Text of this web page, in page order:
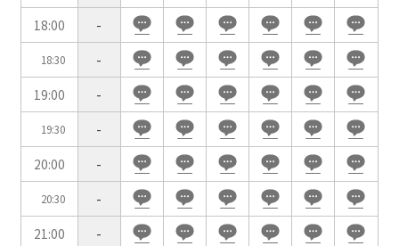
18:00
-
18:30
-
19:00
-
19:30
-
20:00
-
20:30
-
21:00
-
この条件で検索
選択している条件をリセットする